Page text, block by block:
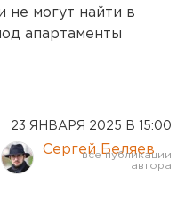
могут найти в
апартаменты
23 ЯНВАРЯ 2025 В 15:00
Сергей Беляев